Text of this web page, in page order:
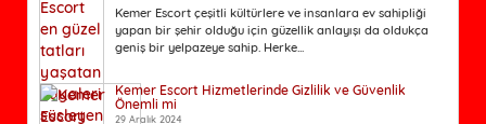
Kemer Escort çeşitli kültürlere ve insanlara ev sahipliği
yapan bir şehir olduğu için güzellik anlayışı da oldukça
geniş bir yelpazeye sahip. Herke...
Kemer Escort Hizmetlerinde Gizlilik ve Güvenlik
Önemli mi
29 Aralık 2024